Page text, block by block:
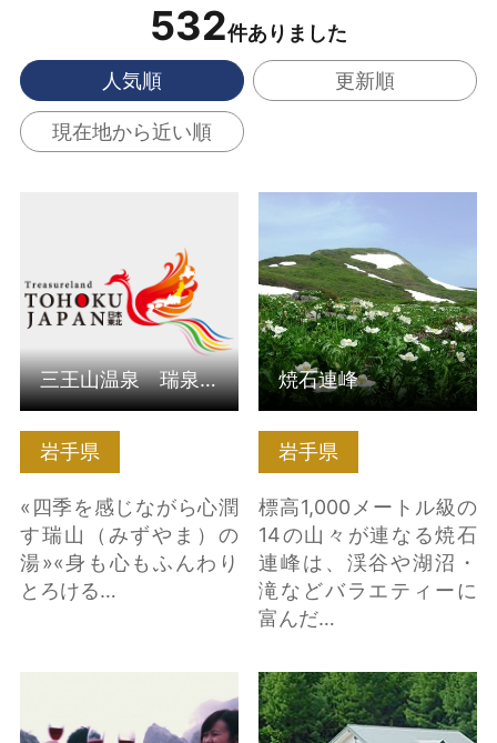
532件ありました
人気順 更新順
現在地から近い順
岩手県
«四季を感じながら心潤
す瑞山（みずやま）の
湯»«身も心もふんわり
とろける…
三王山温泉 瑞泉郷
岩手県
標高1,000メートル級の
14の山々が連なる焼石
連峰は、渓谷や湖沼・
滝などバラエティーに
富んだ…
焼石連峰 の詳細はこち
焼石連峰
なただけの特別な朝
食〜 の詳細はこちら
区界高原ウォーキング
センター の詳細はこち
ら